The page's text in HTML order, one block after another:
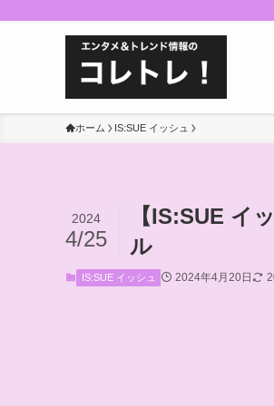
ホーム IS:SUE イッシュ
【IS:SUE イ
ル
2024
4/25
IS:SUE イッシュ 2024年4月20日